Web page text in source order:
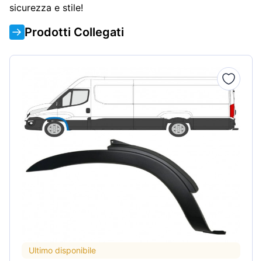
sicurezza e stile!
Prodotti Collegati
Ultimo disponibile